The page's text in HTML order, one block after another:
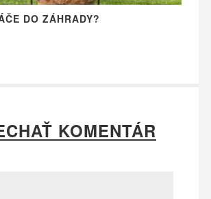
DO ZÁHRADY?
KOMENTÁR